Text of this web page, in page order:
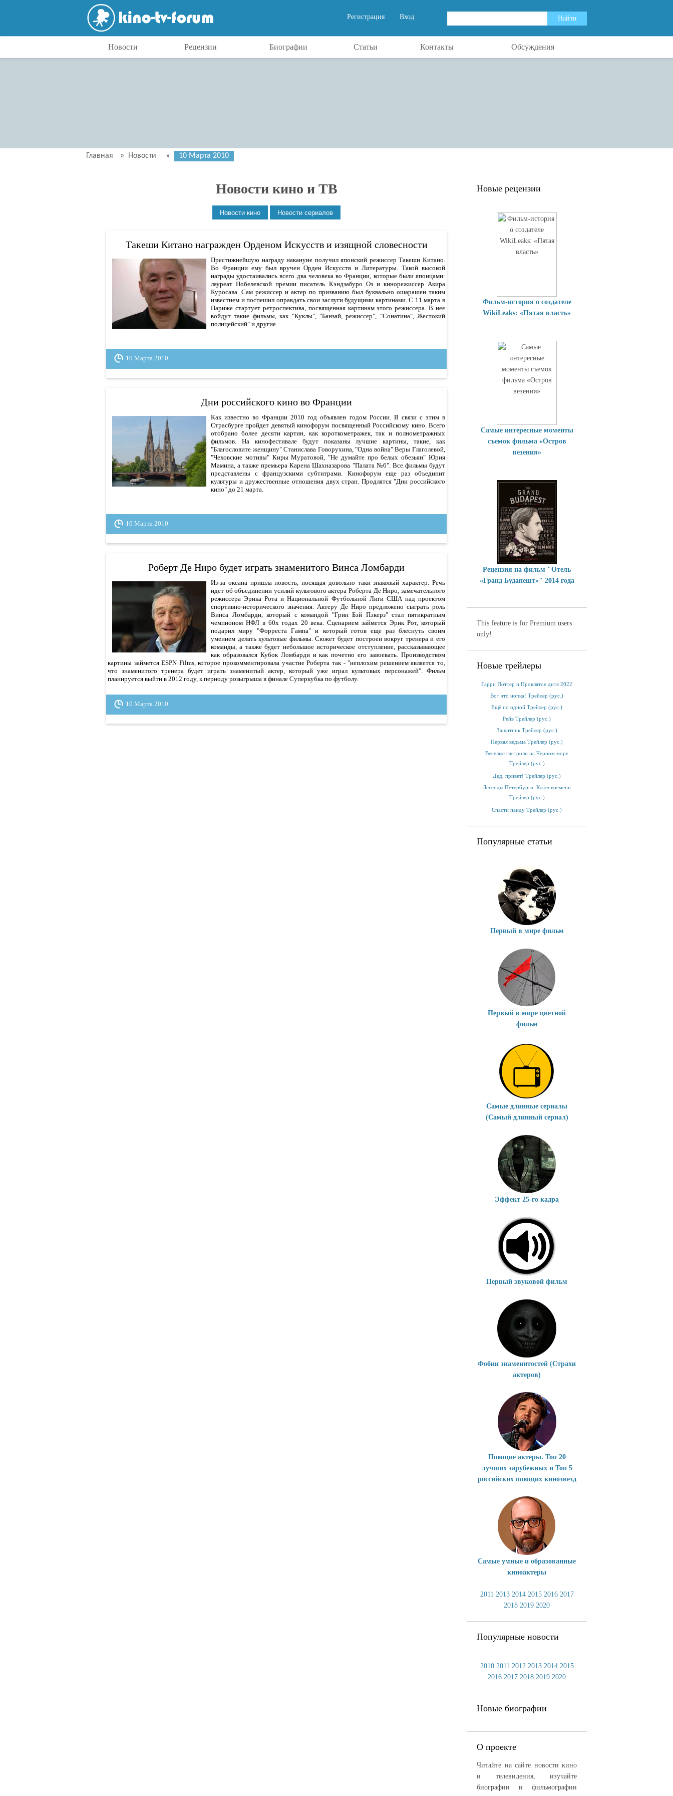
Вход
Регистрация
Новости Рецензии Биографии Статьи Контакты Обсуждения
Главная » Новости » 10 Марта 2010
Новости кино и ТВ
Такеши Китано награжден Орденом Искусств и изящной словесности
Престижнейшую награду накануне получил японский режиссер Такеши Китано.
Во Франции ему был вручен Орден Искусств и Литературы. Такой высокой
награды удостаивались всего два человека во Франции, которые были японцами:
лауреат Нобелевской премии писатель Кэндзабуро Оз и кинорежиссер Акира
Куросава. Сам режиссер и актер по призванию был буквально ошарашен таким
известием и поспешил оправдать свои заслуги будущими картинами. С 11 марта в
Париже стартует ретроспектива, посвященная картинам этого режиссера. В нее
войдут такие фильмы, как "Куклы", "Банзай, режиссер", "Сонатина", Жестокий
полицейский" и другие.
10 Марта 2010
Дни российского кино во Франции
Как известно во Франции 2010 год объявлен годом России. В связи с этим в
Страсбурге пройдет девятый кинофорум посвященный Российскому кино. Всего
отобрано более десяти картин, как короткометражек, так и полнометражных
фильмов. На кинофестивале будут показаны лучшие картины, такие, как
"Благословите женщину" Станислава Говорухина, "Одна война" Веры Глаголевой,
"Чеховские мотивы" Киры Муратовой, "Не думайте про белых обезьян" Юрия
Мамина, а также премьера Карена Шахназарова "Палата №6". Все фильмы будут
представлены с французскими субтитрами. Кинофорум еще раз объединит
культуры и дружественные отношения двух стран. Продлятся "Дни российского
кино" до 21 марта.
10 Марта 2010
Роберт Де Ниро будет играть знаменитого Винса Ломбарди
Из-за океана пришла новость, носящая довольно таки знаковый характер. Речь
идет об объединении усилий культового актера Роберта Де Ниро, замечательного
режиссера Эрика Рота и Национальной Футбольной Лиги США над проектом
спортивно-исторического значения. Актеру Де Ниро предложено сыграть роль
Винса Ломбарди, который с командой "Грин Бэй Пэкерз" стал пятикратным
чемпионом НФЛ в 60х годах 20 века. Сценарием займется Эрик Рот, который
подарил миру "Форреста Гампа" и который готов еще раз блеснуть своим
умением делать культовые фильмы. Сюжет будет построен вокруг тренера и его
команды, а также будет небольшое историческое отступление, рассказывающее
как образовался Кубок Ломбарди и как почетно его завоевать. Производством
картины займется ESPN Films, которое прокомментировала участие Роберта так - "неплохим решением является то,
что знаменитого тренера будет играть знаменитый актер, который уже играл культовых персонажей". Фильм
планируется выйти в 2012 году, к периоду розыгрыша в финале Суперкубка по футболу.
10 Марта 2010
Новые рецензии
Фильм-история о создателе
WikiLeaks: «Пятая власть»
Самые интересные моменты
съемок фильма «Остров
везения»
Рецензия на фильм "Отель
«Гранд Будапешт»" 2014 года
This feature is for Premium users
only!
Новые трейлеры
Гарри Поттер и Проклятое дитя 2022
Вот это ночка! Трейлер (рус.)
Ещё по одной Трейлер (рус.)
Рейв Трейлер (рус.)
Защитник Трейлер (рус.)
Первая ведьма Трейлер (рус.)
Веселые гастроли на Черном море
Трейлер (рус.)
Дед, привет! Трейлер (рус.)
Легенды Петербурга. Ключ времени
Трейлер (рус.)
Спасти панду Трейлер (рус.)
Популярные статьи
Первый в мире фильм
Первый в мире цветной
фильм
Самые длинные сериалы
(Самый длинный сериал)
Эффект 25-го кадра
Первый звуковой фильм
Фобии знаменитостей (Страхи
актеров)
Поющие актеры. Топ 20
лучших зарубежных и Топ 5
российских поющих кинозвезд
Самые умные и образованные
киноактеры
2011 2013 2014 2015 2016 2017
2018 2019 2020
Популярные новости
2010 2011 2012 2013 2014 2015
2016 2017 2018 2019 2020
Новые биографии
О проекте
Читайте на сайте новости кино
и телевидения, изучайте
биографии и фильмографии